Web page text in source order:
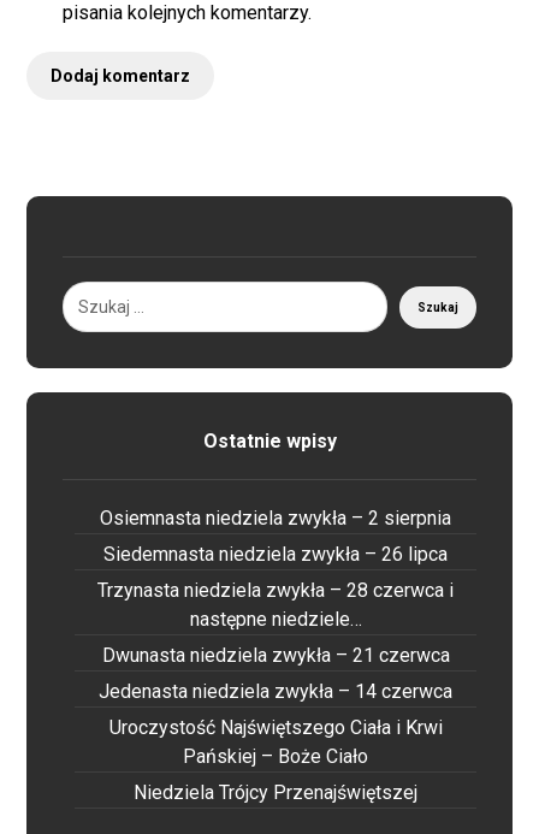
pisania kolejnych komentarzy.
Ostatnie wpisy
Osiemnasta niedziela zwykła – 2 sierpnia
Siedemnasta niedziela zwykła – 26 lipca
Trzynasta niedziela zwykła – 28 czerwca i
następne niedziele…
Dwunasta niedziela zwykła – 21 czerwca
Jedenasta niedziela zwykła – 14 czerwca
Uroczystość Najświętszego Ciała i Krwi
Pańskiej – Boże Ciało
Niedziela Trójcy Przenajświętszej